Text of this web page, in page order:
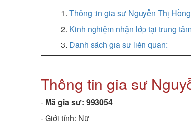
1.Thông tin gia sư Nguyễn Thị
2. Kinh nghiệm nhận lớp tại trung
3. Danh sách gia sư liên quan:
Thông tin gia sư
- Mã gia sư:993054
- Giới tính: Nữ